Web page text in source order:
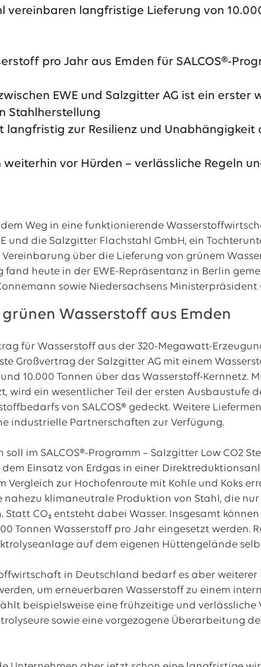
vereinbaren langfristige Lieferung von
pro Jahr aus Emden für SALCOS®-
EWE und Salzgitter AG ist ein
Stahlherstellung
zur Resilienz und
vor Hürden – verlässliche Regeln
Weg in eine funktionierende
und die Salzgitter Flachstahl GmbH, ein
über die Lieferung von grünem
fand heute in der EWE-Repräsentanz in Berlin
sowie Niedersachsens Ministerpräsident
Wasserstoff aus Emden
für Wasserstoff aus der 320-Megawatt-
Großvertrag der Salzgitter AG mit einem
10.000 Tonnen über das Wasserstoff-Kernnetz.
wird ein wesentlicher Teil der ersten Ausbaustufe
von SALCOS® gedeckt. Weitere
industrielle Partnerschaften zur Verfügung.
im SALCOS®-Programm – Salzgitter Low CO2
Einsatz von Erdgas in einer
Vergleich zur Hochofenroute mit Kohle und Koks
klimaneutrale Produktion von Stahl, die
Statt CO₂ entsteht dabei Wasser. Insgesamt
Tonnen Wasserstoff pro Jahr eingesetzt werden.
auf dem eigenen Hüttengelände
in Deutschland bedarf es aber weiterer
um erneuerbaren Wasserstoff zu einem
beispielsweise eine frühzeitige und verlässliche
sowie eine vorgezogene Überarbeitung